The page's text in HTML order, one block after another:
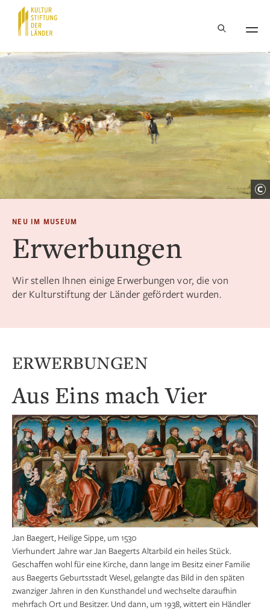
Hauptnavigation
NEU IM MUSEUM
Erwerbungen
Wir stellen Ihnen einige Erwerbungen vor, die von
der Kulturstiftung der Länder gefördert wurden.
ERWERBUNGEN
Aus Eins mach Vier
Jan Baegert, Heilige Sippe, um 1530
Vierhundert Jahre war Jan Baegerts Altarbild ein heiles Stück.
Geschaffen wohl für eine Kirche, dann lange im Besitz einer Familie
aus Baegerts Geburtsstadt Wesel, gelangte das Bild in den späten
zwanziger Jahren in den Kunsthandel und wechselte daraufhin
mehrfach Ort und Besitzer. Und dann, um 1938, wittert ein Händler